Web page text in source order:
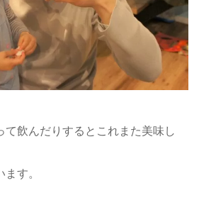
て飲んだりするとこれまた美味し
す。